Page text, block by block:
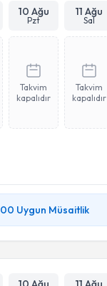
10 Ağu
Pzt
11 Ağu
Sal
Takvim
kapalıdır
Takvim
kapalıdır
Uygun Müsaitlik